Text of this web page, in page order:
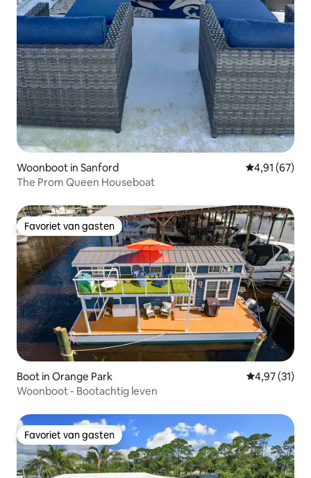
Woonboot in Sanford Gemiddelde
4,91 (67)
The Prom Queen Houseboat
Favoriet van gasten
Favoriet van gasten
Boot in Orange Park Gemiddelde
4,97 (31)
Woonboot - Bootachtig leven
Favoriet van gasten
Favoriet van gasten